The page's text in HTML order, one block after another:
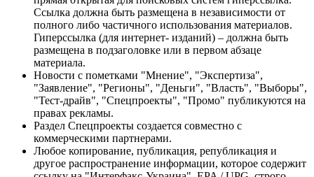
Ссылка должна быть размещена в независимости от
полного либо частичного использования материалов.
Гиперссылка (для интернет- изданий) – должна быть
размещена в подзаголовке или в первом абзаце
материала.
Новости с пометками "Мнение", "Экспертиза",
"Заявление", "Регионы", "Деньги", "Власть", "Выборы",
"Тест-драйв", "Спецпроекты", "Промо" публикуются на
правах рекламы.
Раздел Спецпроекты создается совместно с
коммерческими партнерами.
Любое копирование, публикация, републикация и
другое распространение информации, которое содержит